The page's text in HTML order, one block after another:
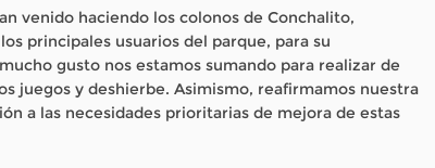
venido haciendo los colonos de Conchalito,
principales usuarios del parque, para su
gusto nos estamos sumando para realizar de
juegos y deshierbe. Asimismo, reafirmamos nuestra
a las necesidades prioritarias de mejora de estas